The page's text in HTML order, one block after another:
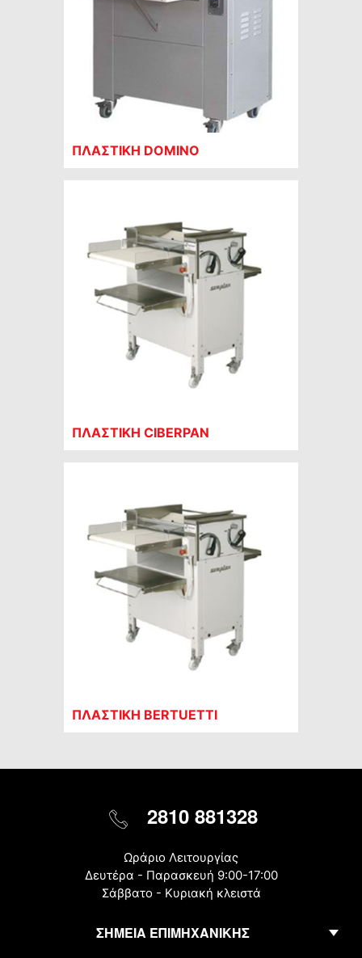
ΠΛΑΣΤΙΚΗ DOMINO
ΠΛΑΣΤΙΚΗ CIBERPAN
ΠΛΑΣΤΙΚΗ BERTUETTI
2810 881328
Ωράριο Λειτουργίας
Δευτέρα - Παρασκευή 9:00-17:00
Σάββατο - Κυριακή κλειστά
ΣΗΜΕΙΑ ΕΠΙΜΗΧΑΝΙΚΗΣ